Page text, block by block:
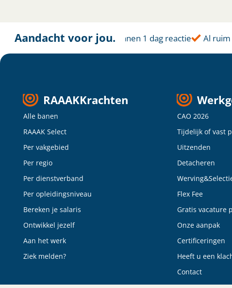
Aandacht voor jou.
Altijd dichtbij Binnen 1 dag reactie Al ruim
RAAAKKrachten
Alle banen
RAAAK Select
Per vakgebied
Per regio
Per dienstverband
Per opleidingsniveau
Bereken je salaris
Ontwikkel jezelf
Aan het werk
Ziek melden?
CAO 2026
Tijdelijk of vast
Uitzenden
Detacheren
Flex Fee
Gratis vacature
Onze aanpak
Certificeringen
Heeft u een
Contact